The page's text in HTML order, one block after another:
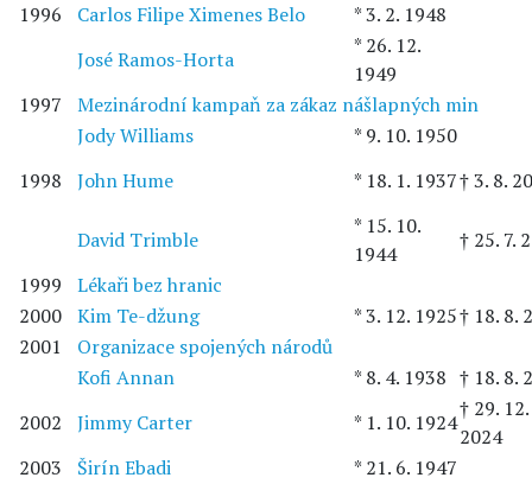
1996
Carlos Filipe Ximenes Belo
* 3. 2. 1948
José Ramos-Horta
* 26. 12.
1949
1997
Mezinárodní kampaň za zákaz nášlapných min
Jody Williams
* 9. 10. 1950
1998
John Hume * 18. 1. 1937† 3. 8.
David Trimble
* 15. 10.
1944
† 25. 7.
1999
Lékaři bez hranic
2000 Kim Te-džung * 3. 12. 1925† 18. 8.
2001
Organizace spojených národů
Kofi Annan
* 8. 4. 1938 † 18. 8.
2002
Jimmy Carter * 1. 10. 1924
† 29. 12.
2024
2003
Širín Ebadi
* 21. 6. 1947